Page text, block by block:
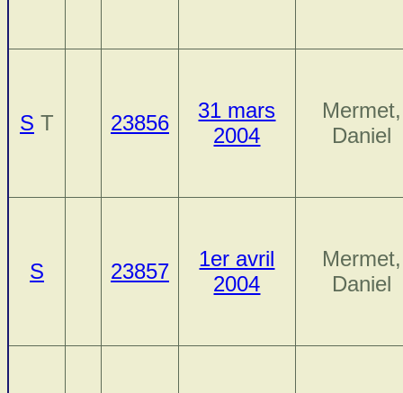
S T 23856
31 mars
2004
Mermet,
Daniel
S 23857
1er avril
2004
Mermet,
Daniel